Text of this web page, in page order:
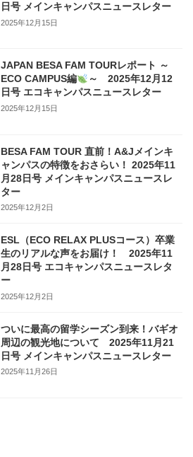
日号 メインキャンパスニュースレター
2025年12月15日
JAPAN BESA FAM TOURレポート ～
ECO CAMPUS編
～ 2025年12月12
日号 エコキャンパスニュースレター
2025年12月15日
BESA FAM TOUR 直前！A&Jメインキ
ャンパスの特徴をおさらい！ 2025年11
月28日号 メインキャンパスニュースレ
ター
2025年12月2日
ESL（ECO RELAX PLUSコース）卒業
生のリアルな声をお届け！ 2025年11
月28日号 エコキャンパスニュースレタ
ー
2025年12月2日
ついに最高の留学シーズン到来！バギオ
周辺の観光地について 2025年11月21
日号 メインキャンパスニュースレター
2025年11月26日